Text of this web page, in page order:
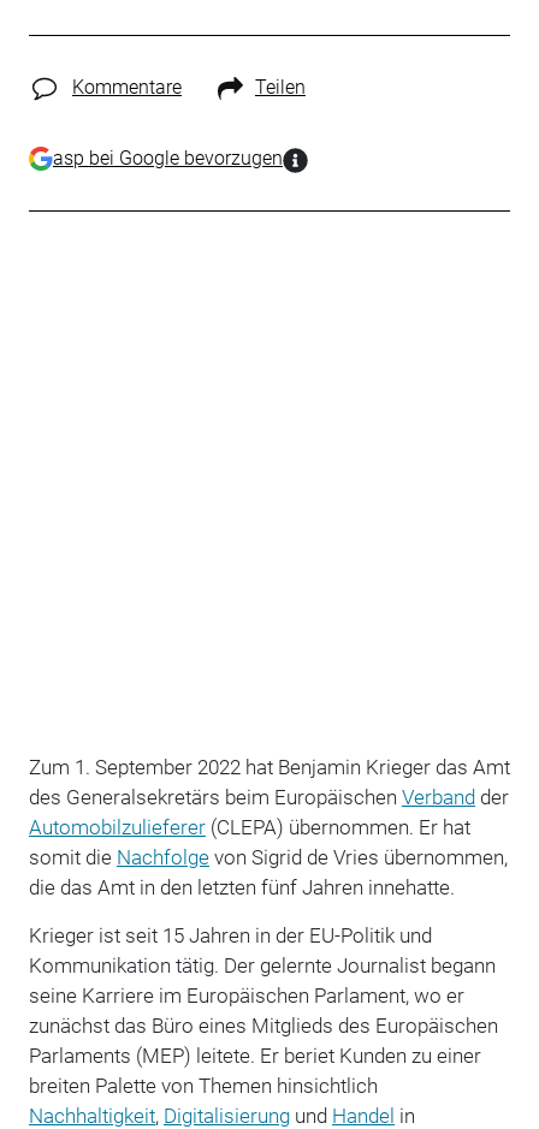
Kommentare Teilen
asp bei Google bevorzugen
Zum 1. September 2022 hat Benjamin Krieger das Amt
des Generalsekretärs beim Europäischen Verbandder
Automobilzulieferer(CLEPA) übernommen. Er hat
somit die Nachfolgevon Sigrid de Vries übernommen,
die das Amt in den letzten fünf Jahren innehatte.
Krieger ist seit 15 Jahren in der EU-Politik und
Kommunikation tätig. Der gelernte Journalist begann
seine Karriere im Europäischen Parlament, wo er
zunächst das Büro eines Mitglieds des Europäischen
Parlaments (MEP) leitete. Er beriet Kunden zu einer
breiten Palette von Themen hinsichtlich
Nachhaltigkeit, Digitalisierungund Handel in